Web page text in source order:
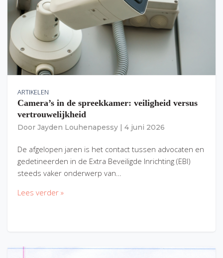
ARTIKELEN
Camera’s in de spreekkamer: veiligheid versus
vertrouwelijkheid
Door Jayden Louhenapessy 4 juni 2026
De afgelopen jaren is het contact tussen advocaten en
gedetineerden in de Extra Beveiligde Inrichting (EBI)
steeds vaker onderwerp van…
Lees verder »